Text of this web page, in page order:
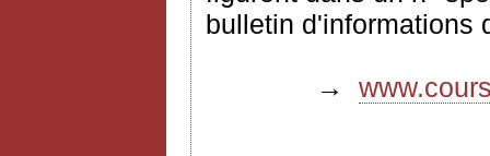
bulletin d'informations
→